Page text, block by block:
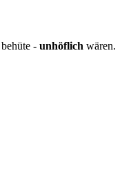
- unhöflich wären.